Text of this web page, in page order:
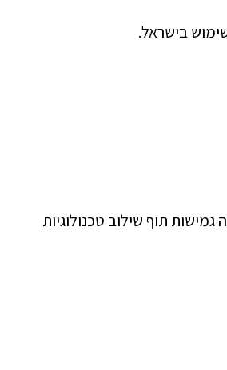
בישראל.
תוף שילוב טכנולוגיות